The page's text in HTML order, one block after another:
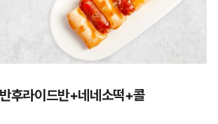
후라이드반+네네소떡+콜